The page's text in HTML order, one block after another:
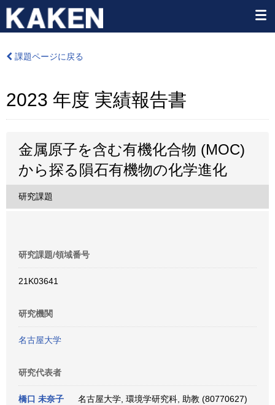
課題ページに戻る
2023 年度 実績報告書
金属原子を含む有機化合物 (MOC)
から探る隕石有機物の化学進化
研究課題
研究課題/領域番号
21K03641
研究機関
名古屋大学
研究代表者
橋口 未奈子 名古屋大学, 環境学研究科, 助教 (80770627)